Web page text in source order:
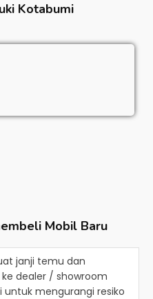
Kotabumi
Mobil Baru
janji temu dan
dealer / showroom
untuk mengurangi resiko